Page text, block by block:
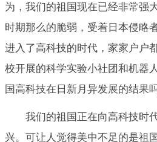
为，我们的祖国现在已经非常强
时期那么的脆弱，受着日本侵略
进入了高科技的时代，家家户户
校开展的科学实验小社团和机器
国高科技在日新月异发展的结果
我们的祖国正在向高科技时
兴。可让人觉得美中不足的是祖